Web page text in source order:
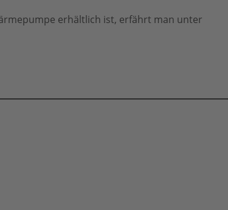
erhältlich ist, erfährt man unter